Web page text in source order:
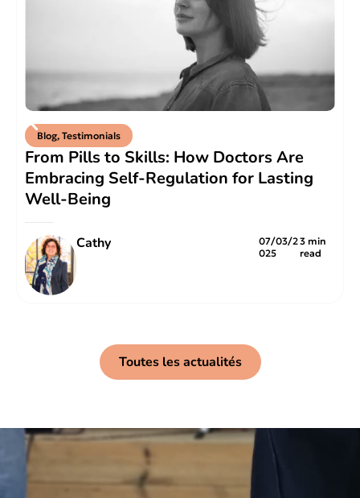
Blog, Testimonials
From Pills to Skills: How Doctors Are
Embracing Self-Regulation for Lasting
Well-Being
Cathy
07/03/2
025
3 min
read
Toutes les actualités